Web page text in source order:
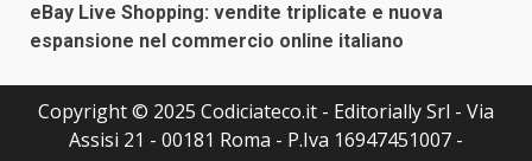
eBay Live Shopping: vendite triplicate e nuova
espansione nel commercio online italiano
Copyright © 2025 Codiciateco.it - Editorially Srl - Via
Assisi 21 - 00181 Roma - P.Iva 16947451007 -